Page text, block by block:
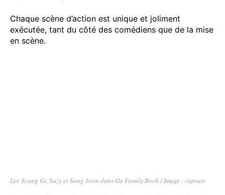
Chaque scène d’action est unique et joliment
exécutée, tant du côté des comédiens que de la mise
en scène.
Lee Seung Gi, Suzy et Sung Joon dans Gu Family Book / Image : capture